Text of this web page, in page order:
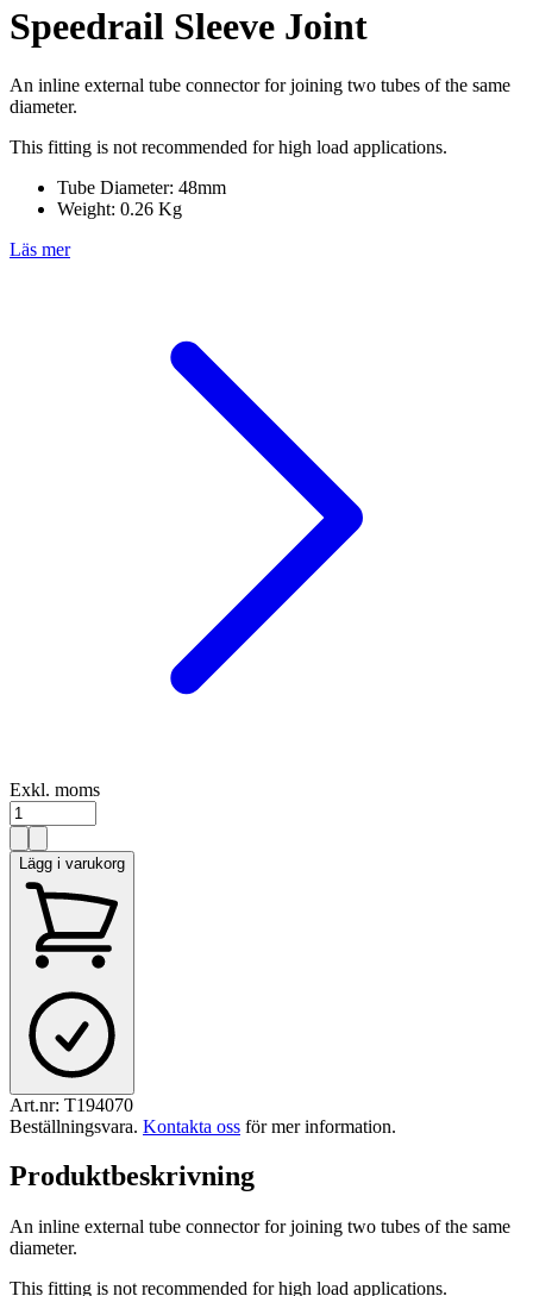
Speedrail Sleeve Joint
An inline external tube connector for joining two tubes of the same
diameter.
This fitting is not recommended for high load applications.
Tube Diameter: 48mm
Weight: 0.26 Kg
Läs mer
Exkl. moms
Lägg i varukorg
Art.nr: T194070
Beställningsvara. Kontakta oss för mer information.
Produktbeskrivning
An inline external tube connector for joining two tubes of the same
diameter.
This fitting is not recommended for high load applications.